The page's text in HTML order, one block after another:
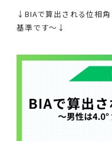
↓BIAで算出される位相
基準です〜↓